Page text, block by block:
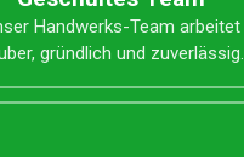
Handwerks-Team arbeitet
gründlich und zuverlässig.